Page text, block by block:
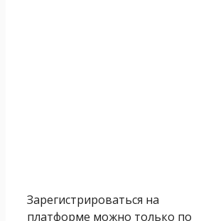
Зарегистрироваться на
платформе можно только по